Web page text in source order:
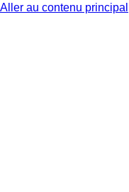
Aller au contenu principal